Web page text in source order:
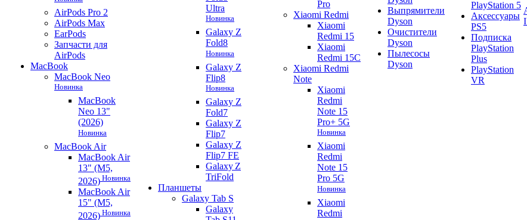
AirPods Pro 2
AirPods Max
EarPods
Запчасти для
AirPods
MacBook
MacBook Neo
Новинка
MacBook
Neo 13"
(2026)
Новинка
MacBook Air
MacBook Air
13" (M5,
2026) Новинка
MacBook Air
15" (M5,
2026) Новинка
Ultra
Новинка
Galaxy Z
Fold8
Новинка
Galaxy Z
Flip8
Новинка
Galaxy Z
Fold7
Galaxy Z
Flip7
Galaxy Z
Flip7 FE
Galaxy Z
TriFold
Планшеты
Galaxy Tab S
Galaxy
Pro
Xiaomi Redmi
Xiaomi
Redmi 15
Xiaomi
Redmi 15C
Xiaomi Redmi
Note
Xiaomi
Redmi
Note 15
Pro+ 5G
Новинка
Xiaomi
Redmi
Note 15
Pro 5G
Новинка
Xiaomi
Redmi
Выпрямители
Dyson
Очистители
Dyson
Пылесосы
Dyson
PlayStation 5
Аксессуары
PS5
Подписка
PlayStation
Plus
PlayStation
VR